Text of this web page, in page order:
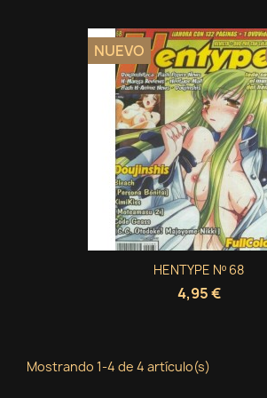
HENTYPE Nº 68
4,95 €
NUEVO
Mostrando 1-4 de 4 artículo(s)